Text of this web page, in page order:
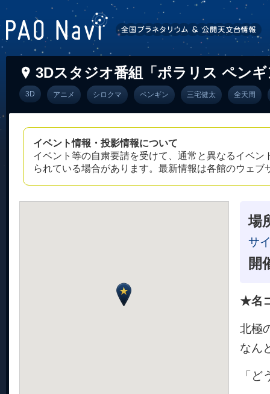
3Dスタジオ番組「ポラリス ペン
3D アニメ シロクマ ペンギン 三宅健太 全天周
イベント情報・投影情報について
イベント等の自粛要請を受けて、通常と異なるイベ
られている場合があります。最新情報は各館のウェ
場
サ
開
★名
北極
なん
「